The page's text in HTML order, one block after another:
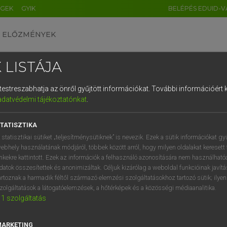
GYIK BELÉPÉS EDUID-
ELŐZMÉNYEK
egyetemes nagyszótár
VAN ELŐFIZETÉSED?
megtekintéséhez.
LISTÁJA
az önről gyűjtött információkat. További információért
tájékoztatónkat.
statisztikai sütiket „teljesítménysütiknek” is nevezik. Ezek a sütik információkat
használatának módjáról, többek között arról, hogy milyen oldalakat keresett
kattintott. Ezek az információk a felhasználó azonosítására nem
összesítettek és anonimizáltak. Céljuk kizárólag a weboldal funkcióinak
a harmadik féltől származó elemzési szolgáltatásokhoz tartozó sütik;
a látogatóelemzések, a hőtérképek és a közösségi médiaanalitika.
1 szolgáltatás
DE CN FR ES IT NL
1 2 3 4 5 6 7 8 9
q w e r t z u i
a s d f g h j k l é
í y x c v b n m , .